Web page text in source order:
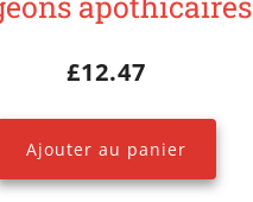
£12.47
Ajouter au panier